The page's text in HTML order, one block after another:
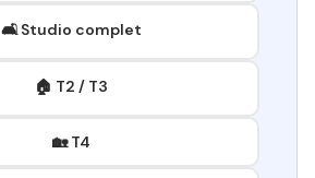
🛋️ Studio complet
🏠 T2 / T3
🏡 T4